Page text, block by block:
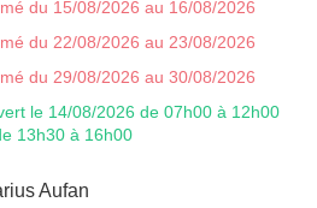
Aufan
du 15/08/2026 au 16/08/2026
du 22/08/2026 au 23/08/2026
du 29/08/2026 au 30/08/2026
le 14/08/2026 de 07h00 à 12h00
13h30 à 16h00